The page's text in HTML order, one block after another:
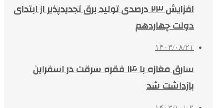
افزایش ۲۳ درصدی تولید برق تجدیدپذیر از ابتدای
دولت چهاردهم
۱۴۰۳/۰۸/۲۱
سارق مغازه با ۱۴ فقره سرقت در اسفراین
بازداشت شد